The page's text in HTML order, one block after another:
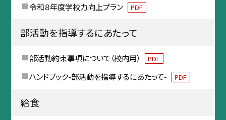
令和８年度学校力向上プラン PDF
部活動を指導するにあたって
部活動約束事項について（校内用） PDF
ハンドブック-部活動を指導するにあたって- PDF
給食